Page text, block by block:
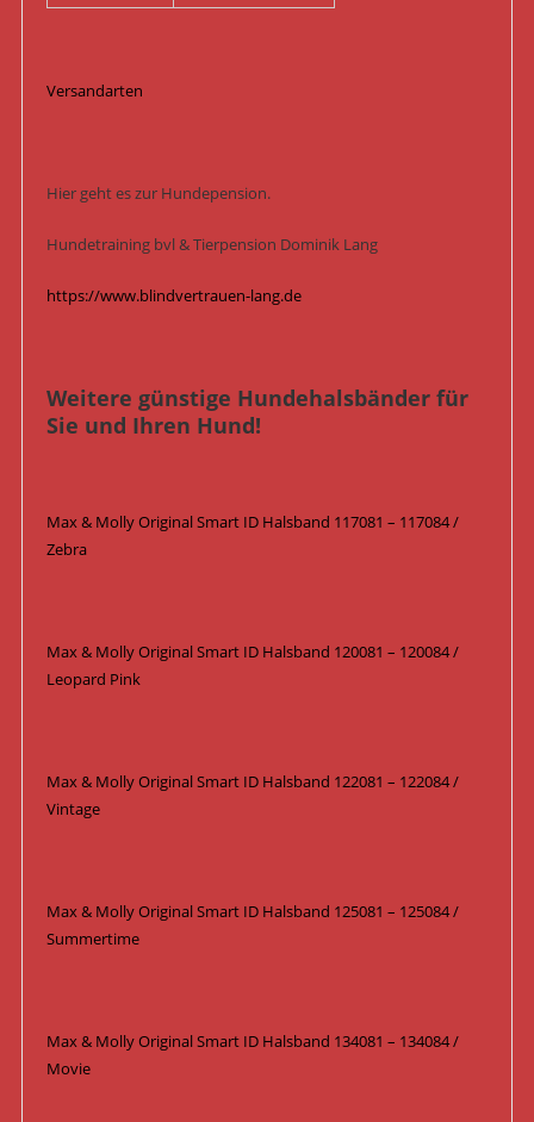
Versandarten
Hier geht es zur Hundepension.
Hundetraining bvl & Tierpension Dominik Lang
https://www.blindvertrauen-lang.de
Weitere günstige Hundehalsbänder für
Sie und Ihren Hund!
Max & Molly Original Smart ID Halsband 117081 – 117084 /
Zebra
Max & Molly Original Smart ID Halsband 120081 – 120084 /
Leopard Pink
Max & Molly Original Smart ID Halsband 122081 – 122084 /
Vintage
Max & Molly Original Smart ID Halsband 125081 – 125084 /
Summertime
Max & Molly Original Smart ID Halsband 134081 – 134084 /
Movie